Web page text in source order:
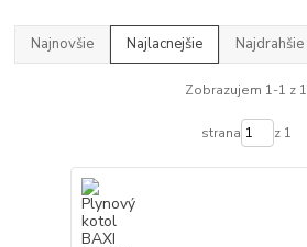
Najnovšie Najlacnejšie Najdrahšie
Zobrazujem 1-1 z 1
strana z 1